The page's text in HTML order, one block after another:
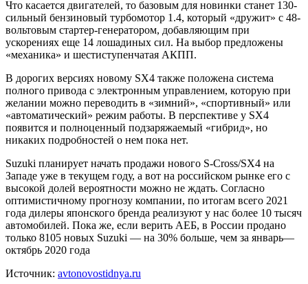
Что касается двигателей, то базовым для новинки станет 130-
сильный бензиновый турбомотор 1.4, который «дружит» с 48-
вольтовым стартер-генератором, добавляющим при
ускорениях еще 14 лошадиных сил. На выбор предложены
«механика» и шестиступенчатая АКПП.
В дорогих версиях новому SX4 также положена система
полного привода с электронным управлением, которую при
желании можно переводить в «зимний», «спортивный» или
«автоматический» режим работы. В перспективе у SX4
появится и полноценный подзаряжаемый «гибрид», но
никаких подробностей о нем пока нет.
Suzuki планирует начать продажи нового S-Cross/SX4 на
Западе уже в текущем году, а вот на российском рынке его с
высокой долей вероятности можно не ждать. Согласно
оптимистичному прогнозу компании, по итогам всего 2021
года дилеры японского бренда реализуют у нас более 10 тысяч
автомобилей. Пока же, если верить АЕБ, в России продано
только 8105 новых Suzuki — на 30% больше, чем за январь—
октябрь 2020 года
Источник: avtonovostidnya.ru